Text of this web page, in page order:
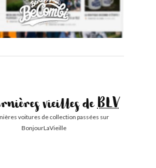
vieilles deBLV
voitures de collection passées sur
BonjourLaVieille